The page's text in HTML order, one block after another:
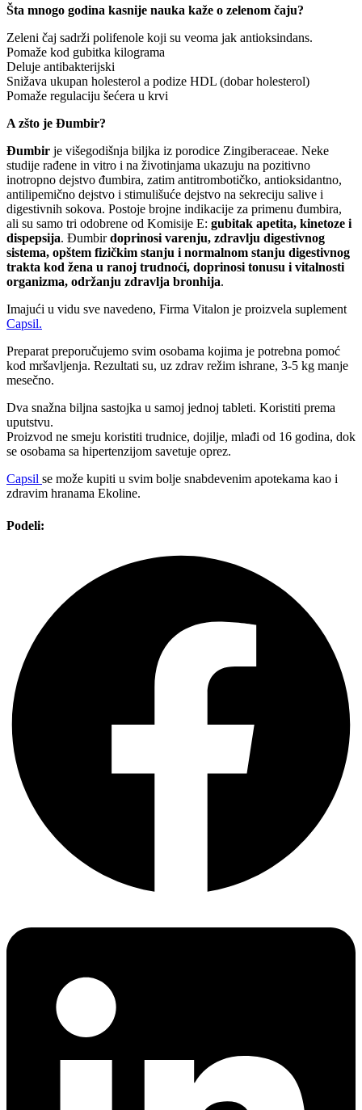
Šta mnogo godina kasnije nauka kaže o zelenom čaju?
Zeleni čaj sadrži polifenole koji su veoma jak antioksindans.
Pomaže kod gubitka kilograma
Deluje antibakterijski
Snižava ukupan holesterol a podize HDL (dobar holesterol)
Pomaže regulaciju šećera u krvi
A zšto je Đumbir?
Đumbir je višegodišnja biljka iz porodice Zingiberaceae. Neke
studije rađene in vitro i na životinjama ukazuju na pozitivno
inotropno dejstvo đumbira, zatim antitrombotičko, antioksidantno,
antilipemično dejstvo i stimulišuće dejstvo na sekreciju salive i
digestivnih sokova. Postoje brojne indikacije za primenu đumbira,
ali su samo tri odobrene od Komisije E: gubitak apetita, kinetoze i
dispepsija. Đumbirdoprinosi varenju, zdravlju digestivnog
sistema, opštem fizičkim stanju i normalnom stanju digestivnog
trakta kod žena u ranoj trudnoći, doprinosi tonusu i vitalnosti
organizma, održanju zdravlja bronhija.
Imajući u vidu sve navedeno, Firma Vitalon je proizvela suplement
Capsil.
Preparat preporučujemo svim osobama kojima je potrebna pomoć
kod mršavljenja. Rezultati su, uz zdrav režim ishrane, 3-5 kg manje
mesečno.
Dva snažna biljna sastojka u samoj jednoj tableti. Koristiti prema
uputstvu.
Proizvod ne smeju koristiti trudnice, dojilje, mlađi od 16 godina, dok
se osobama sa hipertenzijom savetuje oprez.
Capsil se može kupiti u svim bolje snabdevenim apotekama kao i
zdravim hranama Ekoline.
Podeli: